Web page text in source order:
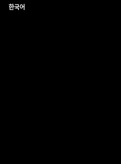
한국어